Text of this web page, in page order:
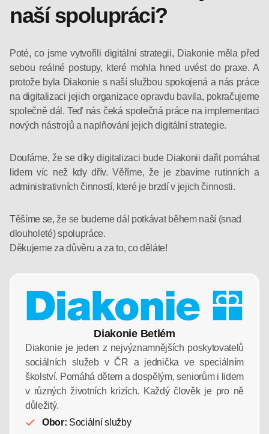
naší spolupráci?
Poté, co jsme vytvořili digitální strategii, Diakonie měla před
sebou reálné postupy, které mohla hned uvést do praxe. A
protože byla Diakonie s naší službou spokojená a nás práce
na digitalizaci jejich organizace opravdu bavila, pokračujeme
společně dál. Teď nás čeká společná práce na implementaci
nových nástrojů a naplňování jejich digitální strategie.
Doufáme, že se díky digitalizaci bude Diakonii dařit pomáhat
lidem víc než kdy dřív. Věříme, že je zbavíme rutinních a
administrativních činností, které je brzdí v jejich činnosti.
Těšíme se, že se budeme dál potkávat během naší (snad
dlouholeté) spolupráce.
Děkujeme za důvěru a za to, co děláte!
Diakonie Betlém
Diakonie je jeden z nejvýznamnějších poskytovatelů
sociálních služeb v ČR a jednička ve speciálním
školství. Pomáhá dětem a dospělým, seniorům i lidem
v různých životních krizích. Každý člověk je pro ně
důležitý.
Obor: Sociální služby